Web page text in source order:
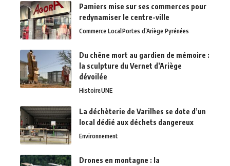
Pamiers mise sur ses commerces pour
redynamiser le centre-ville
Commerce LocalPortes d’Ariège Pyrénées
Du chêne mort au gardien de mémoire :
la sculpture du Vernet d’Ariège
dévoilée
HistoireUNE
La déchèterie de Varilhes se dote d’un
local dédié aux déchets dangereux
Environnement
Drones en montagne : la